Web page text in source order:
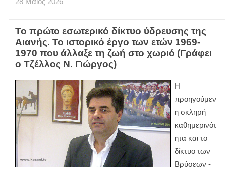
Το πρώτο εσωτερικό δίκτυο ύδρευσης της
Αιανής. Το ιστορικό έργο των ετών 1969-
1970 που άλλαξε τη ζωή στο χωριό (Γράφει
ο Τζέλλος Ν. Γιώργος)
Η
προηγούμεν
η σκληρή
καθημερινότ
ητα και το
δίκτυο των
Βρύσεων -